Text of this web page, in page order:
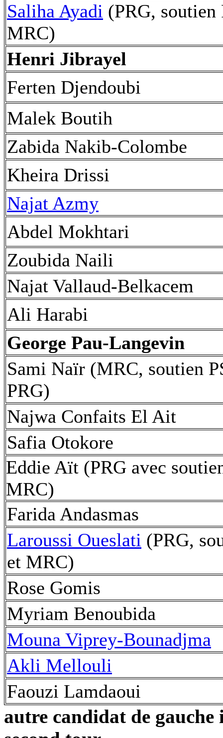
Saliha Ayadi (PRG, soutien
MRC)
Henri Jibrayel
Ferten Djendoubi
Malek Boutih
Zabida Nakib-Colombe
Kheira Drissi
Najat Azmy
Abdel Mokhtari
Zoubida Naili
Najat Vallaud-Belkacem
Ali Harabi
George Pau-Langevin
Sami Naïr (MRC, soutien
PRG)
Najwa Confaits El Ait
Safia Otokore
Eddie Aït (PRG avec
MRC)
Farida Andasmas
Laroussi Oueslati (PRG,
et MRC)
Rose Gomis
Myriam Benoubida
Mouna Viprey-Bounadjma
Akli Mellouli
Faouzi Lamdaoui
autre candidat de